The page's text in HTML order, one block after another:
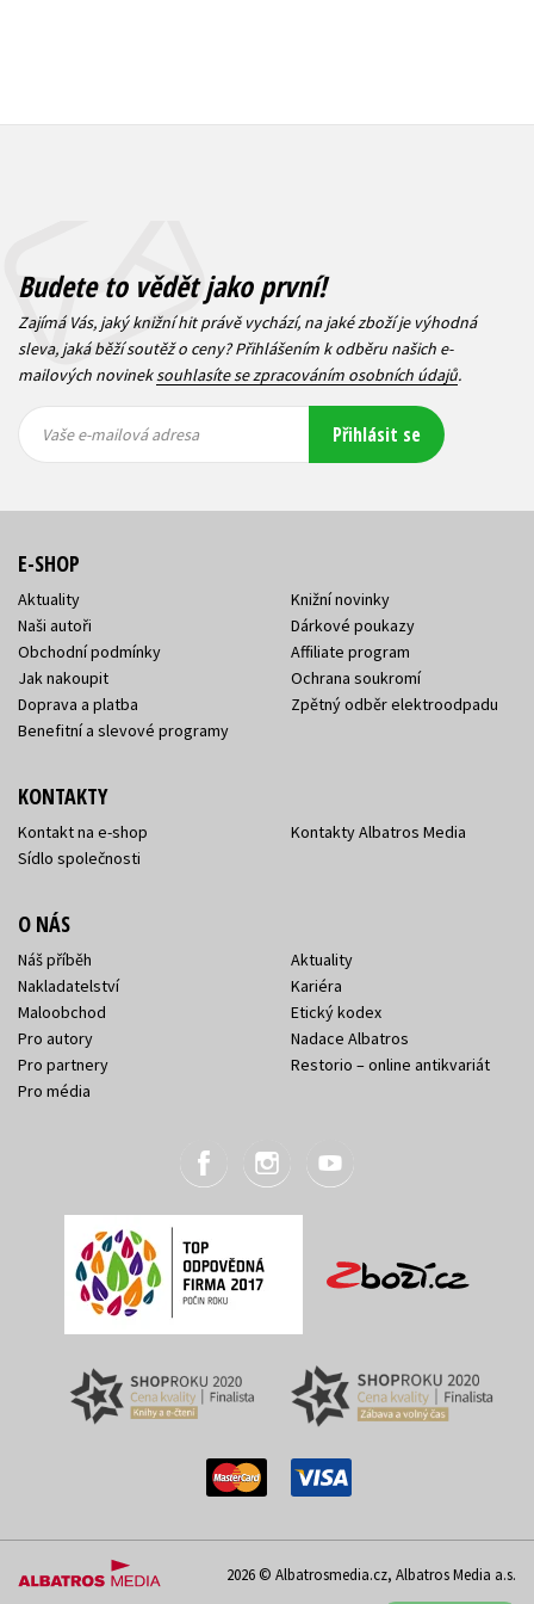
Budete to vědět jako první!
Zajímá Vás, jaký knižní hit právě vychází, na jaké zboží je výhodná
sleva, jaká běží soutěž o ceny? Přihlášením k odběru našich e-
mailových novineksouhlasíte se zpracováním osobních údajů.
mailová
mailová
Vaše e-mailová adresa Přihlásit se
E-SHOP
Aktuality
Naši autoři
Obchodní podmínky
Jak nakoupit
Doprava a platba
Benefitní a slevové programy
Knižní novinky
Dárkové poukazy
Affiliate program
Ochrana soukromí
Zpětný odběr elektroodpadu
KONTAKTY
Kontakt na e-shop
Sídlo společnosti
Kontakty Albatros Media
O NÁS
Náš příběh
Nakladatelství
Maloobchod
Pro autory
Pro partnery
Pro média
Aktuality
Kariéra
Etický kodex
Nadace Albatros
Restorio – online antikvariát
2026 © Albatrosmedia.cz, Albatros Media a.s.